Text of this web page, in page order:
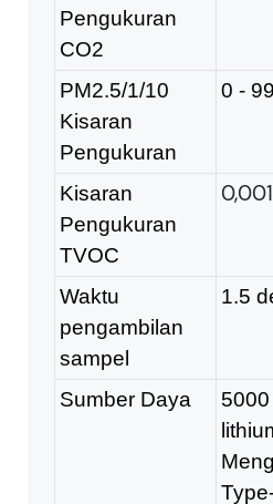
Pengukuran
CO2
PM2.5/1/10
Kisaran
Pengukuran
0 -
Kisaran
Pengukuran
TVOC
Waktu
pengambilan
sampel
1.5
Sumber Daya